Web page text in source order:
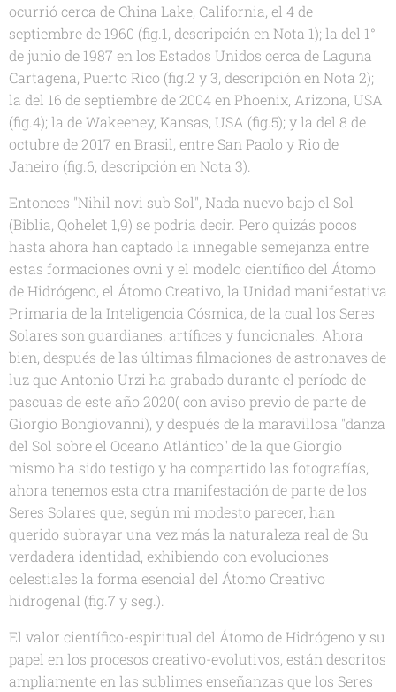
ocurrió cerca de China Lake, California, el 4 de
septiembre de 1960 (fig.1, descripción en Nota 1); la del 1°
de junio de 1987 en los Estados Unidos cerca de Laguna
Cartagena, Puerto Rico (fig.2 y 3, descripción en Nota 2);
la del 16 de septiembre de 2004 en Phoenix, Arizona, USA
(fig.4); la de Wakeeney, Kansas, USA (fig.5); y la del 8 de
octubre de 2017 en Brasil, entre San Paolo y Rio de
Janeiro (fig.6, descripción en Nota 3).
Entonces "Nihil novi sub Sol", Nada nuevo bajo el Sol
(Biblia, Qohelet 1,9) se podría decir. Pero quizás pocos
hasta ahora han captado la innegable semejanza entre
estas formaciones ovni y el modelo científico del Átomo
de Hidrógeno, el Átomo Creativo, la Unidad manifestativa
Primaria de la Inteligencia Cósmica, de la cual los Seres
Solares son guardianes, artífices y funcionales. Ahora
bien, después de las últimas filmaciones de astronaves de
luz que Antonio Urzi ha grabado durante el período de
pascuas de este año 2020( con aviso previo de parte de
Giorgio Bongiovanni), y después de la maravillosa "danza
del Sol sobre el Oceano Atlántico" de la que Giorgio
mismo ha sido testigo y ha compartido las fotografías,
ahora tenemos esta otra manifestación de parte de los
Seres Solares que, según mi modesto parecer, han
querido subrayar una vez más la naturaleza real de Su
verdadera identidad, exhibiendo con evoluciones
celestiales la forma esencial del Átomo Creativo
hidrogenal (fig.7 y seg.).
El valor científico-espiritual del Átomo de Hidrógeno y su
papel en los procesos creativo-evolutivos, están descritos
ampliamente en las sublimes enseñanzas que los Seres